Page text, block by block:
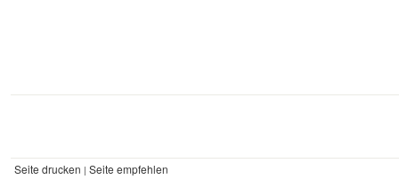
Seite drucken | Seite empfehlen